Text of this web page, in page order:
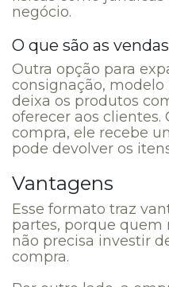
negócio.
O que são as
Outra opção para
consignação,
deixa os produtos
oferecer aos clientes.
compra, ele recebe
pode devolver os
Vantagens
Esse formato traz
partes, porque quem
não precisa investir
compra.